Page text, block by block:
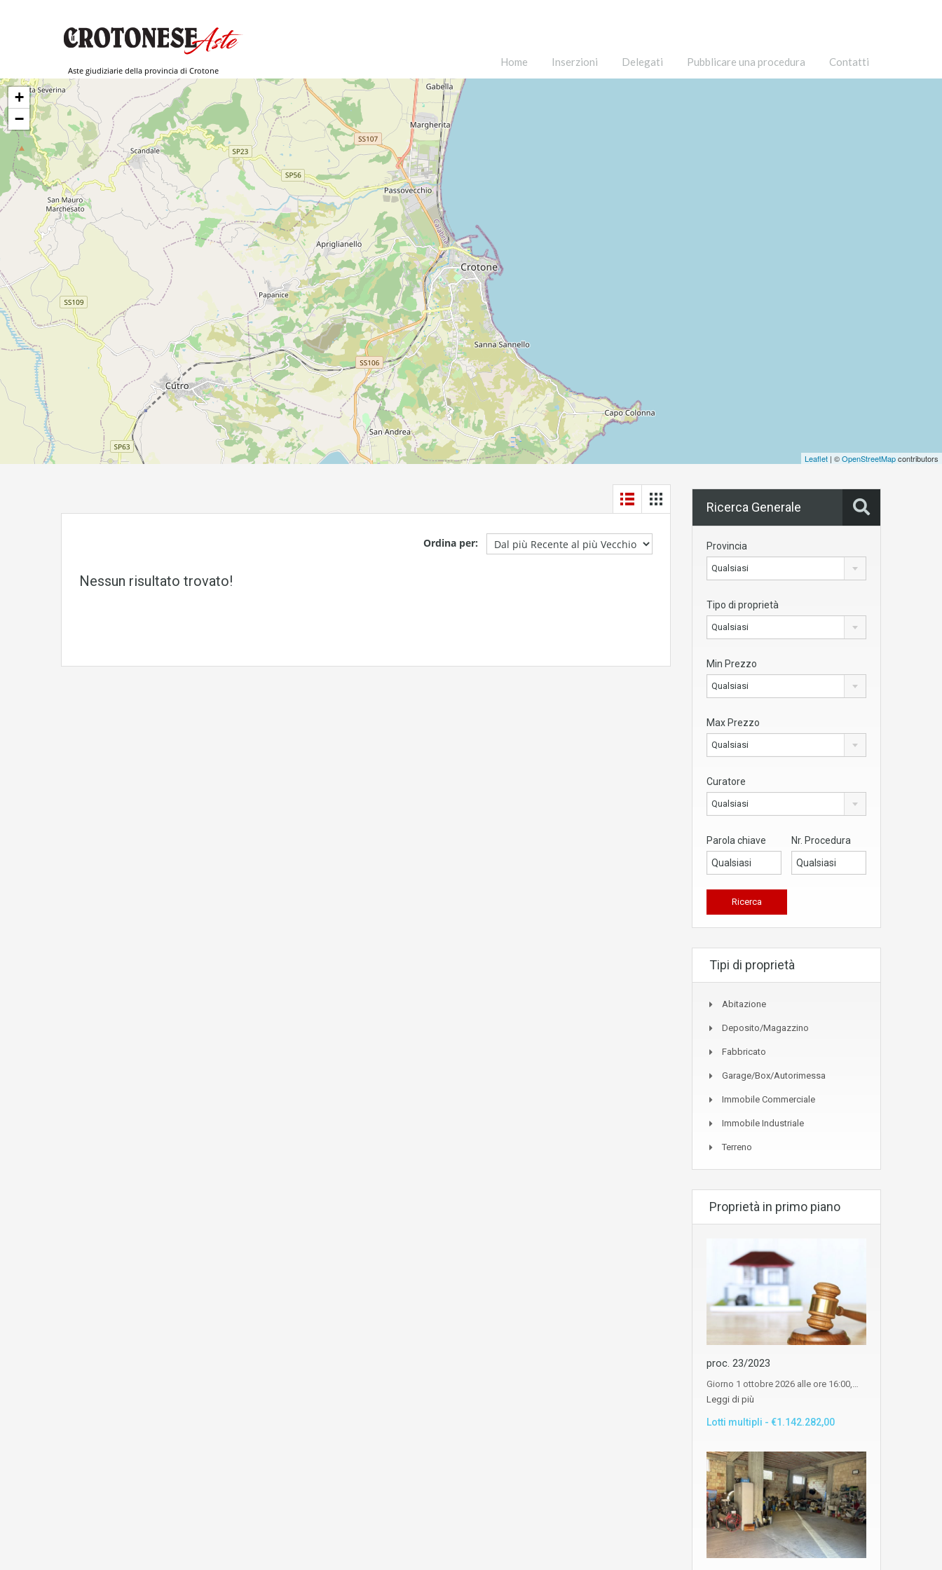
Aste giudiziarie della provincia di Crotone
Home Inserzioni Delegati Pubblicare una procedura Contatti
+
−
Leaflet | ©OpenStreetMapcontributors
Ordina per:
Nessun risultato trovato!
Ricerca Generale
Provincia
Qualsiasi
Tipo di proprietà
Qualsiasi
Min Prezzo
Qualsiasi
Max Prezzo
Qualsiasi
Curatore
Qualsiasi
Parola chiave Nr. Procedura
Tipi di proprietà
Abitazione
Deposito/Magazzino
Fabbricato
Garage/Box/Autorimessa
Immobile Commerciale
Immobile Industriale
Terreno
Proprietà in primo piano
proc. 23/2023
Giorno 1 ottobre 2026 alle ore 16:00,…
Leggi di più
Lotti multipli - €1.142.282,00